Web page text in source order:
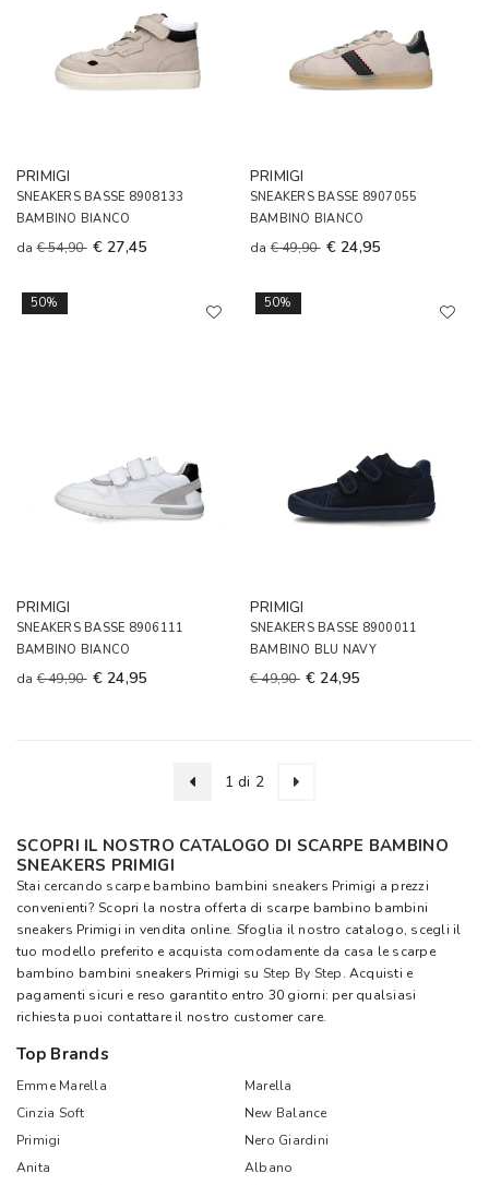
PRIMIGI
SNEAKERS BASSE 8908133
BAMBINO BIANCO
da€ 54,90 € 27,45
PRIMIGI
SNEAKERS BASSE 8907055
BAMBINO BIANCO
da€ 49,90 € 24,95
50%
PRIMIGI
SNEAKERS BASSE 8906111
BAMBINO BIANCO
da€ 49,90 € 24,95
50%
PRIMIGI
SNEAKERS BASSE 8900011
BAMBINO BLU NAVY
€ 49,90 € 24,95
1 di 2
SCOPRI IL NOSTRO CATALOGO DI SCARPE BAMBINO
SNEAKERS PRIMIGI
Stai cercando scarpe bambino bambini sneakers Primigi a prezzi
convenienti? Scopri la nostra offerta di scarpe bambino bambini
sneakers Primigi in vendita online. Sfoglia il nostro catalogo, scegli il
tuo modello preferito e acquista comodamente da casa le scarpe
bambino bambini sneakers Primigi su Step By Step. Acquisti e
pagamenti sicuri e reso garantito entro 30 giorni: per qualsiasi
richiesta puoi contattare il nostro customer care.
Top Brands
Emme Marella
Marella
Cinzia Soft
New Balance
Primigi
Nero Giardini
Anita
Albano